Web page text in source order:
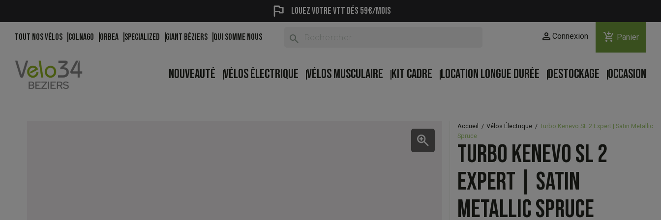
flag Louez votre vtt dés 59€/mois
Tout nos vélos Colnago Orbea Specialized Giant Béziers QUI SOMME NOUS search person Connexion add_shopping_cart Panier
NOUVEAUTÉ VÉLOS ÉLECTRIQUE VÉLOS MUSCULAIRE KIT CADRE LOCATION LONGUE DURÉE DESTOCKAGE OCCASION
zoom_in
Accueil Vélos Électrique
Turbo Kenevo SL 2 Expert | Satin Metallic
Spruce
TURBO KENEVO SL 2
EXPERT | SATIN
METALLIC SPRUCE